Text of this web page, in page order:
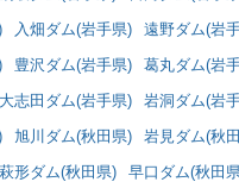
入畑ダム(岩手県) 遠野ダム(岩
豊沢ダム(岩手県) 葛丸ダム(岩
大志田ダム(岩手県) 岩洞ダム(岩
旭川ダム(秋田県) 岩見ダム(秋
萩形ダム(秋田県) 早口ダム(秋田